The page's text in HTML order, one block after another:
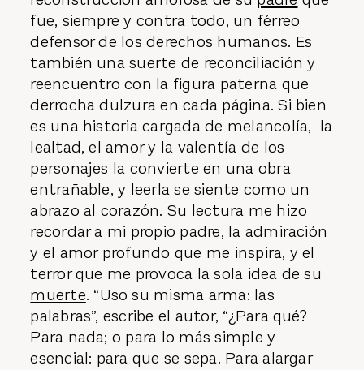
fue, siempre y contra todo, un férreo
defensor de los derechos humanos. Es
también una suerte de reconciliación y
reencuentro con la figura paterna que
derrocha dulzura en cada página. Si bien
es una historia cargada de melancolía, la
lealtad, el amor y la valentía de los
personajes la convierte en una obra
entrañable, y leerla se siente como un
abrazo al corazón. Su lectura me hizo
recordar a mi propio padre, la admiración
y el amor profundo que me inspira, y el
terror que me provoca la sola idea de su
muerte. “Uso su misma arma: las
palabras”, escribe el autor, “¿Para qué?
Para nada; o para lo más simple y
esencial: para que se sepa. Para alargar